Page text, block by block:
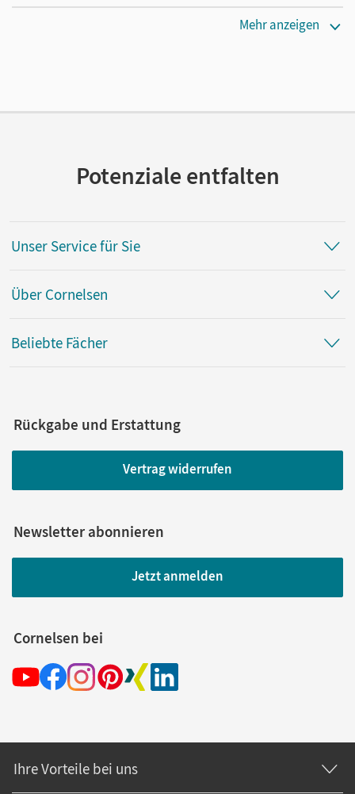
Mehr anzeigen
Potenziale entfalten
Unser Service für Sie
Über Cornelsen
Beliebte Fächer
Rückgabe und Erstattung
Vertrag widerrufen
Newsletter abonnieren
Jetzt anmelden
Cornelsen bei
Ihre Vorteile bei uns